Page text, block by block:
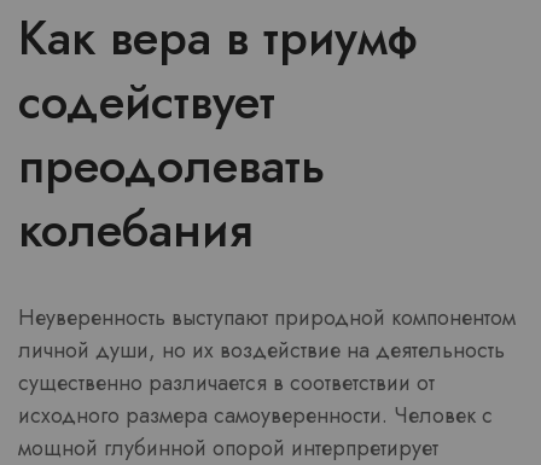
Как вера в триумф
содействует
преодолевать
колебания
Неуверенность выступают природной компонентом
личной души, но их воздействие на деятельность
существенно различается в соответствии от
исходного размера самоуверенности. Человек с
мощной глубинной опорой интерпретирует